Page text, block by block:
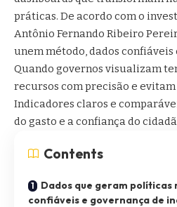
práticas. De acordo com o
Antônio Fernando Ribeiro
unem método, dados
Quando governos visualizam
recursos com precisão e
Indicadores claros e
do gasto e a confiança do
Contents
Dados que geram políticas
confiáveis e governança de